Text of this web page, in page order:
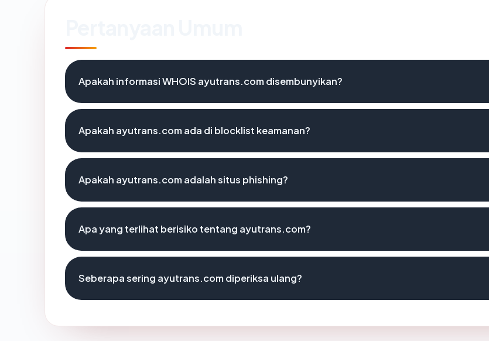
Apakah informasi WHOIS ayutrans.com disembunyikan?
Apakah ayutrans.com ada di blocklist keamanan?
Apakah ayutrans.com adalah situs phishing?
Apa yang terlihat berisiko tentang ayutrans.com?
Seberapa sering ayutrans.com diperiksa ulang?